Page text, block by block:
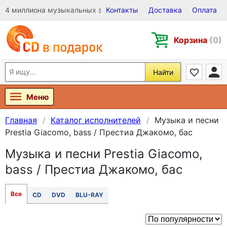
4 миллиона музыкальных записей на Виниле, CD и DVD
Контакты Доставка Оплата
Корзина (0)
Найти
Меню
Главная Каталог исполнителей
Музыка и песни
Prestia Giacomo, bass / Престиа Джакомо, бас
Музыка и песни Prestia Giacomo,
bass / Престиа Джакомо, бас
Все CD DVD BLU-RAY